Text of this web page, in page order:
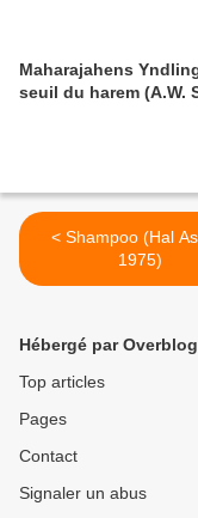
Maharajahens
seuil du harem (A.W.
< Shampoo (Hal Ashby,
1975)
Hébergé par Overblog
Top articles
Pages
Contact
Signaler un abus